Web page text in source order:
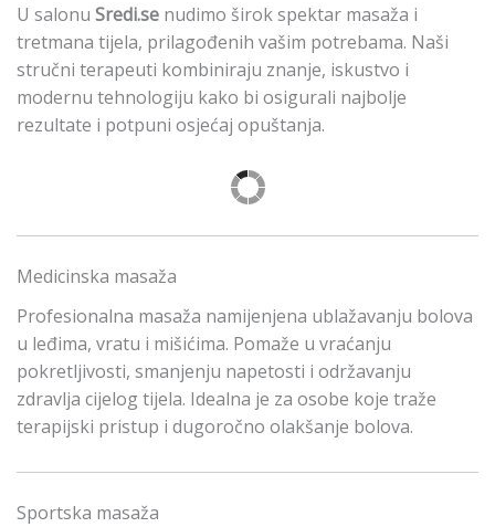
U salonu Sredi.se nudimo širok spektar masaža i
tretmana tijela, prilagođenih vašim potrebama. Naši
stručni terapeuti kombiniraju znanje, iskustvo i
modernu tehnologiju kako bi osigurali najbolje
rezultate i potpuni osjećaj opuštanja.
Medicinska masaža
Profesionalna masaža namijenjena ublažavanju bolova
u leđima, vratu i mišićima. Pomaže u vraćanju
pokretljivosti, smanjenju napetosti i održavanju
zdravlja cijelog tijela. Idealna je za osobe koje traže
terapijski pristup i dugoročno olakšanje bolova.
Sportska masaža